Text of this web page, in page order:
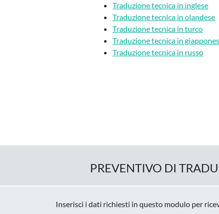
Traduzione tecnica in inglese
Traduzione tecnica in olandese
Traduzione tecnica in turco
Traduzione tecnica in
Traduzione tecnica in russo
PREVENTIVO DI
Inserisci i dati richiesti in questo modulo per